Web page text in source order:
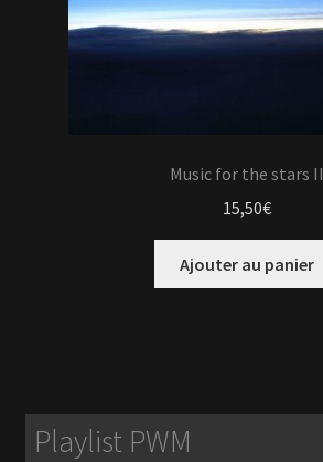
Music for the stars II
15,50€
Ajouter au panier
Playlist PWM